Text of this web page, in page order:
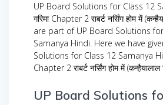
UP Board Solutions for Class 12
गरिमा Chapter 2 राबर्ट नर्सिंग होम में
are part of UP Board Solutions
Samanya Hindi. Here we have
Solutions for Class 12 Samanya
Chapter 2 राबर्ट नर्सिंग होम में (कन्हैयालाल
UP Board Solutions